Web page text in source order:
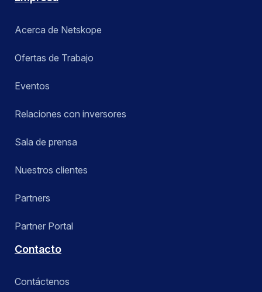
Acerca de Netskope
Ofertas de Trabajo
Eventos
Relaciones con inversores
Sala de prensa
Nuestros clientes
Partners
Partner Portal
Contacto
Contáctenos